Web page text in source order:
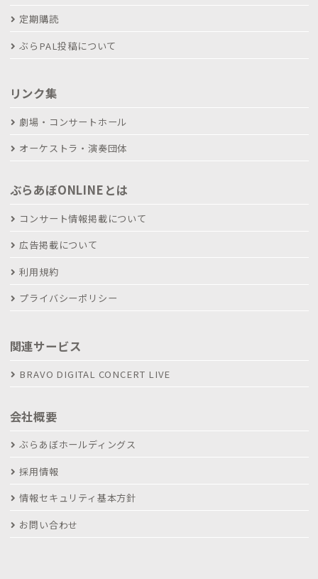
定期購読
ぶらPAL投稿について
リンク集
劇場・コンサートホール
オーケストラ・演奏団体
ぶらあぼONLINEとは
コンサート情報掲載について
広告掲載について
利用規約
プライバシーポリシー
関連サービス
BRAVO DIGITAL CONCERT LIVE
会社概要
ぶらあぼホールディングス
採用情報
情報セキュリティ基本方針
お問い合わせ